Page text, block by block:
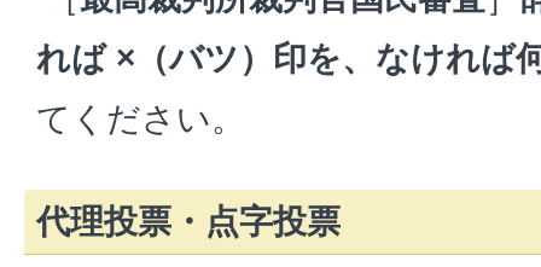
れば ×（バツ）印を、なければ
てください。
代理投票・点字投票